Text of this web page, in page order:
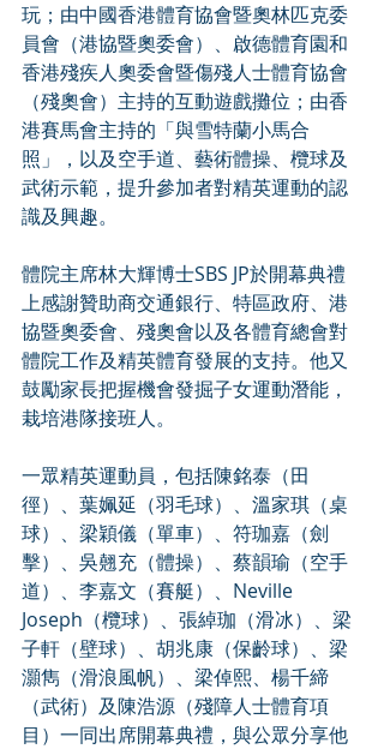
玩；由中國香港體育協會暨奧林匹克委
員會（港協暨奧委會）、啟德體育園和
香港殘疾人奧委會暨傷殘人士體育協會
（殘奧會）主持的互動遊戲攤位；由香
港賽馬會主持的「與雪特蘭小馬合
照」，以及空手道、藝術體操、欖球及
武術示範，提升參加者對精英運動的認
識及興趣。
體院主席林大輝博士SBS JP於開幕典禮
上感謝贊助商交通銀行、特區政府、港
協暨奧委會、殘奧會以及各體育總會對
體院工作及精英體育發展的支持。他又
鼓勵家長把握機會發掘子女運動潛能，
栽培港隊接班人。
一眾精英運動員，包括陳銘泰（田
徑）、葉姵延（羽毛球）、溫家琪（桌
球）、梁穎儀（單車）、符珈嘉（劍
擊）、吳翹充（體操）、蔡韻瑜（空手
道）、李嘉文（賽艇）、Neville
Joseph（欖球）、張綽珈（滑冰）、梁
子軒（壁球）、胡兆康（保齡球）、梁
灝雋（滑浪風帆）、梁倬熙、楊千締
（武術）及陳浩源（殘障人士體育項
目）一同出席開幕典禮，與公眾分享他